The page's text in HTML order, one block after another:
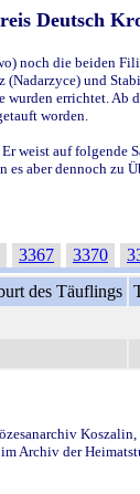
Deutsch
noch die beiden
und
errichtet. Ab
worden.
weist auf folgende
aber dennoch zu
3367 3370
des Täuflings
Archiv der